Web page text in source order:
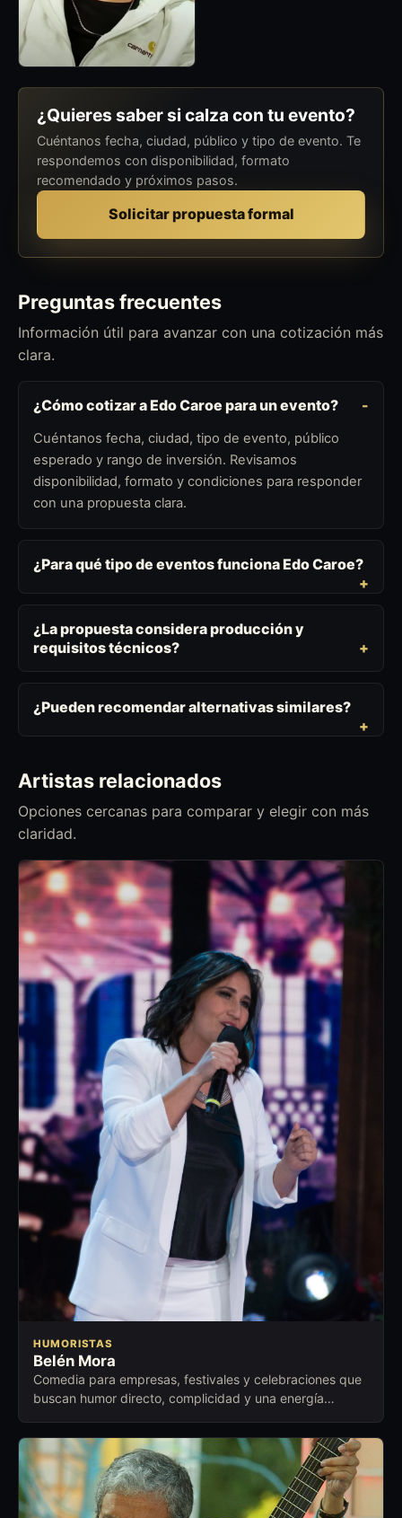
¿Quieres saber si calza con tu evento?
Cuéntanos fecha, ciudad, público y tipo de evento. Te
respondemos con disponibilidad, formato
recomendado y próximos pasos.
Solicitar propuesta formal
Preguntas frecuentes
Información útil para avanzar con una cotización más
clara.
¿Cómo cotizar a Edo Caroe para un evento?
Cuéntanos fecha, ciudad, tipo de evento, público
esperado y rango de inversión. Revisamos
disponibilidad, formato y condiciones para responder
con una propuesta clara.
¿Para qué tipo de eventos funciona Edo Caroe?
¿La propuesta considera producción y
requisitos técnicos?
¿Pueden recomendar alternativas similares?
Artistas relacionados
Opciones cercanas para comparar y elegir con más
claridad.
HUMORISTAS
Belén Mora
Comedia para empresas, festivales y celebraciones que
buscan humor directo, complicidad y una energía